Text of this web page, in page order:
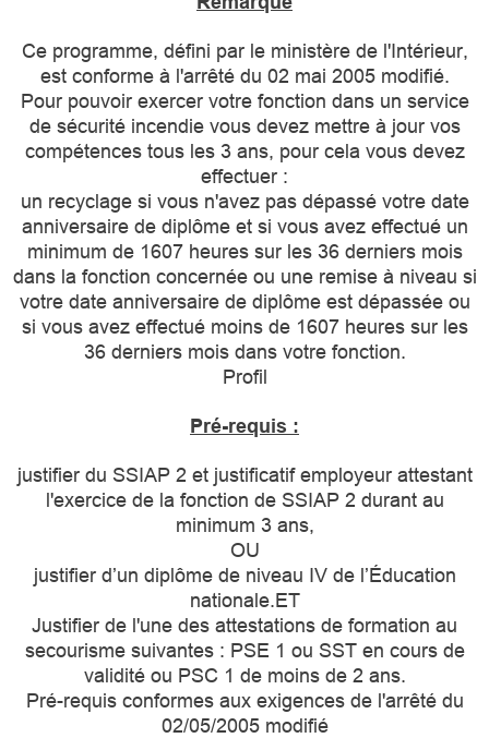
Ce programme, défini par le ministère de l'Intérieur,
est conforme à l'arrêté du 02 mai 2005 modifié.
Pour pouvoir exercer votre fonction dans un service
de sécurité incendie vous devez mettre à jour vos
compétences tous les 3 ans, pour cela vous devez
effectuer :
un recyclage si vous n'avez pas dépassé votre date
anniversaire de diplôme et si vous avez effectué un
minimum de 1607 heures sur les 36 derniers mois
dans la fonction concernée ou une remise à niveau si
votre date anniversaire de diplôme est dépassée ou
si vous avez effectué moins de 1607 heures sur les
36 derniers mois dans votre fonction.
Profil
Pré-requis :
justifier du SSIAP 2 et justificatif employeur attestant
l'exercice de la fonction de SSIAP 2 durant au
minimum 3 ans,
OU
justifier d’un diplôme de niveau IV de l’Éducation
nationale.ET
Justifier de l'une des attestations de formation au
secourisme suivantes : PSE 1 ou SST en cours de
validité ou PSC 1 de moins de 2 ans.
Pré-requis conformes aux exigences de l'arrêté du
02/05/2005 modifié